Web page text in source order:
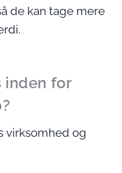
de kan tage mere
inden for
virksomhed og